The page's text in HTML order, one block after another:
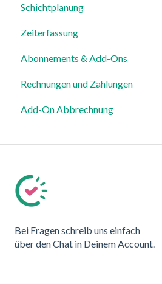
Schichtplanung
Zeiterfassung
Abonnements & Add-Ons
Rechnungen und Zahlungen
Add-On Abbrechnung
Bei Fragen schreib uns einfach
über den Chat in Deinem Account.